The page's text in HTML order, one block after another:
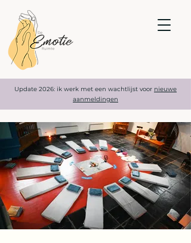
Update 2026: ik werk met een wachtlijst voor nieuwe
aanmeldingen